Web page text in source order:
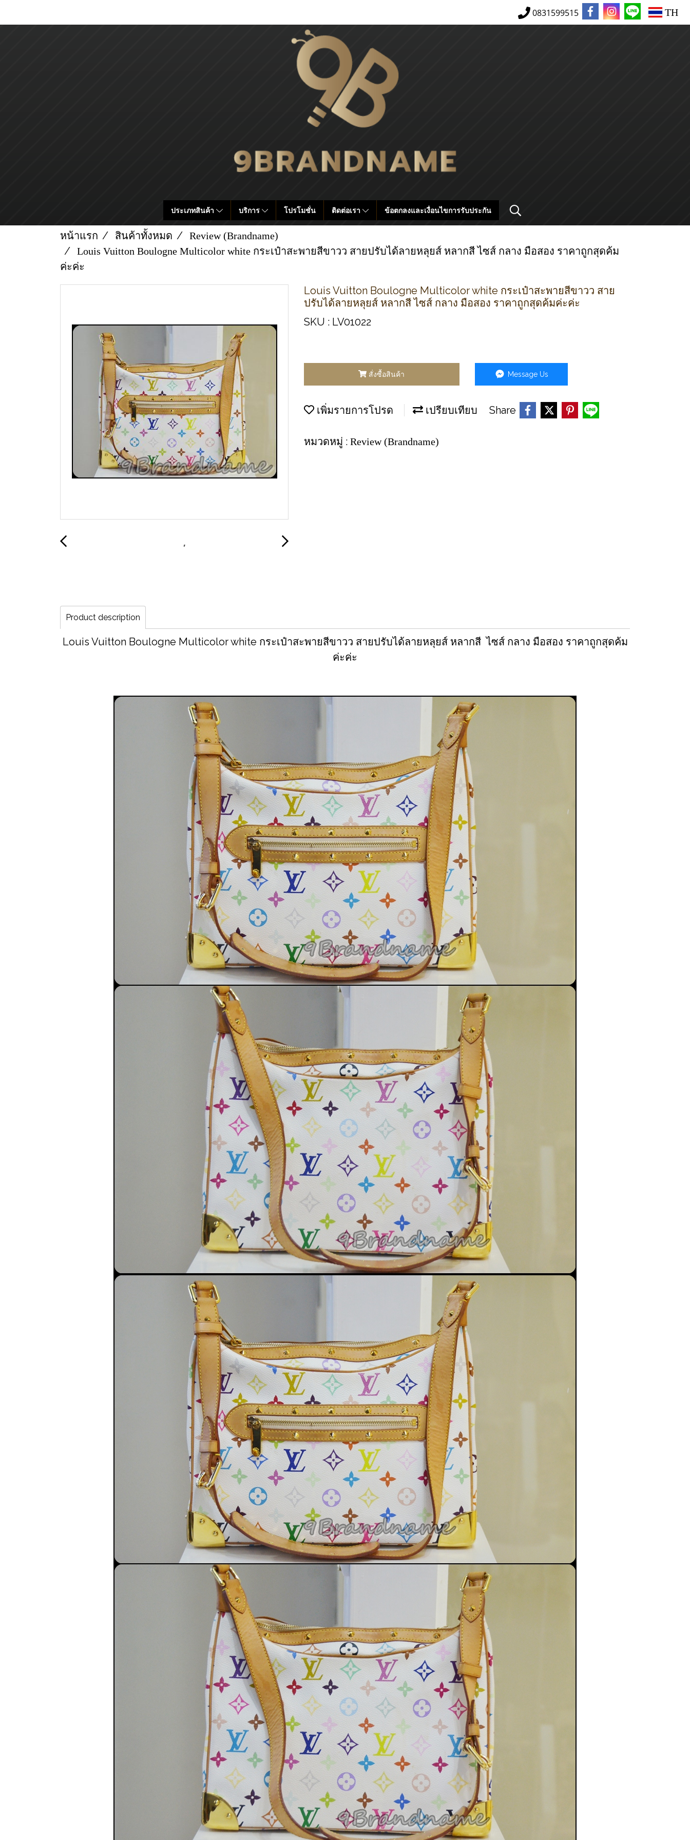
0831599515 TH
ประเภทสินค้า บริการ โปรโมชั่น ติดต่อเรา ข้อตกลงและเงื่อนไขการรับประกัน
หน้าแรก สินค้าทั้งหมด
Review (Brandname)
Louis Vuitton Boulogne Multicolor white กระเป๋าสะพายสีขาวว สายปรับได้ลายหลุยส์ หลากสี ไซส์ กลาง มือสอง ราคาถูกสุดค้ม
ค่ะค่ะ
Louis Vuitton Boulogne Multicolor white กระเป๋าสะพายสีขาวว สาย
ปรับได้ลายหลุยส์ หลากสี ไซส์ กลาง มือสอง ราคาถูกสุดค้มค่ะค่ะ
SKU : LV01022
สั่งซื้อสินค้า Message Us
เพิ่มรายการโปรด เปรียบเทียบ Share
หมวดหมู่ : Review (Brandname)
Product description
Louis Vuitton Boulogne Multicolor white กระเป๋าสะพายสีขาวว สายปรับได้ลายหลุยส์ หลากสี ไซส์ กลาง มือสอง ราคาถูกสุดค้ม
ค่ะค่ะ